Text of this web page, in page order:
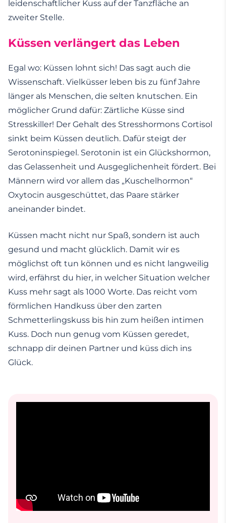
leidenschaftlicher Kuss auf der Tanzfläche an
zweiter Stelle.
Küssen verlängert das Leben
Egal wo: Küssen lohnt sich! Das sagt auch die
Wissenschaft. Vielküsser leben bis zu fünf Jahre
länger als Menschen, die selten knutschen. Ein
möglicher Grund dafür: Zärtliche Küsse sind
Stresskiller! Der Gehalt des Stresshormons Cortisol
sinkt beim Küssen deutlich. Dafür steigt der
Serotoninspiegel. Serotonin ist ein Glückshormon,
das Gelassenheit und Ausgeglichenheit fördert. Bei
Männern wird vor allem das „Kuschelhormon“
Oxytocin ausgeschüttet, das Paare stärker
aneinander bindet.
Küssen macht nicht nur Spaß, sondern ist auch
gesund und macht glücklich. Damit wir es
möglichst oft tun können und es nicht langweilig
wird, erfährst du hier, in welcher Situation welcher
Kuss mehr sagt als 1000 Worte. Das reicht vom
förmlichen Handkuss über den zarten
Schmetterlingskuss bis hin zum heißen intimen
Kuss. Doch nun genug vom Küssen geredet,
schnapp dir deinen Partner und küss dich ins
Glück.